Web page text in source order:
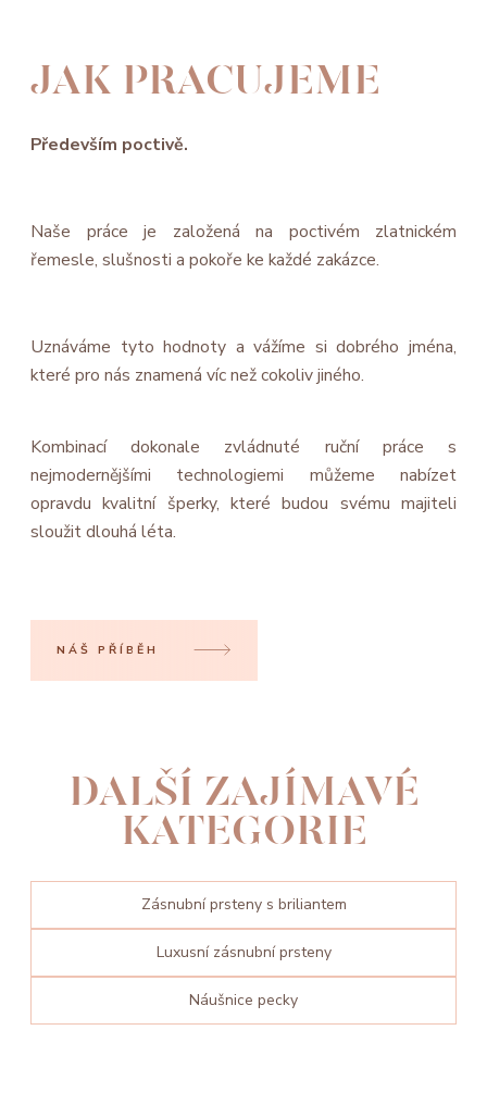
JAK PRACUJEME
Především poctivě.
Naše práce je založená na poctivém zlatnickém
řemesle, slušnosti a pokoře ke každé zakázce.
Uznáváme tyto hodnoty a vážíme si dobrého jména,
které pro nás znamená víc než cokoliv jiného.
Kombinací dokonale zvládnuté ruční práce s
nejmodernějšími technologiemi můžeme nabízet
opravdu kvalitní šperky, které budou svému majiteli
sloužit dlouhá léta.
NÁŠ PŘÍBĚH
DALŠÍ ZAJÍMAVÉ
KATEGORIE
Zásnubní prsteny s briliantem
Luxusní zásnubní prsteny
Náušnice pecky